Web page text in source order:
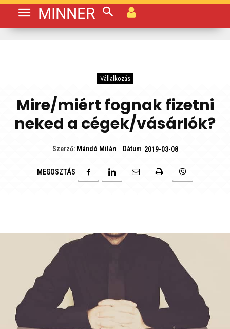
MINNER
Vállalkozás
Mire/miért fognak fizetni
neked a cégek/vásárlók?
Szerző: Mándó Milán Dátum 2019-03-08
MEGOSZTÁS